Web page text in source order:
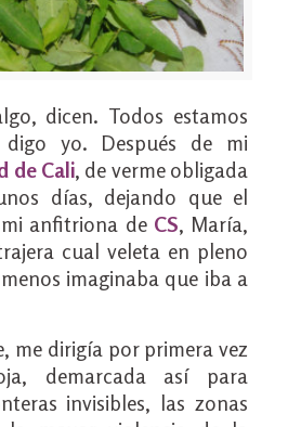
dicen. Todos estamos
digo yo. Después de mi
de Cali, de verme obligada
días, dejando que el
anfitriona deCS , María,
cual veleta en pleno
imaginaba que iba a
me dirigía por primera vez
demarcada así para
invisibles, las zonas